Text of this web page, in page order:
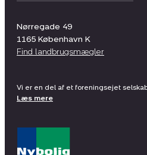
Nørregade 49
1165 København K
Find landbrugsmægler
Vi er en del af et foreningsejet
Læs mere